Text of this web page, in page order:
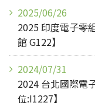
2025/06/26
2025 印度電子零
館 G122】
2024/07/31
2024 台北國際電
位:I1227】